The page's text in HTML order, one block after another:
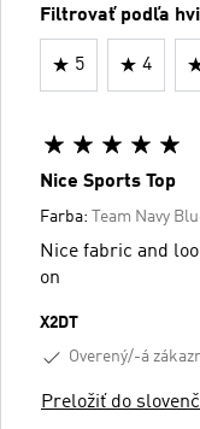
Filtrovať podľa
5 4
Nice Sports Top
Farba: Team Navy
Nice fabric and
on
X2DT
Overený/-á
Preložiť do